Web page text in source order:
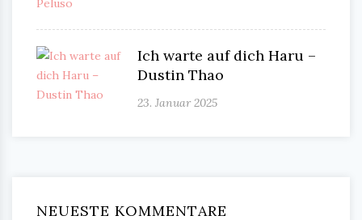
Ich warte auf dich Haru –
Dustin Thao
23. Januar 2025
NEUESTE KOMMENTARE